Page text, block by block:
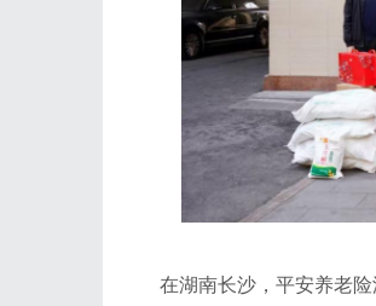
在湖南长沙，平安养老险